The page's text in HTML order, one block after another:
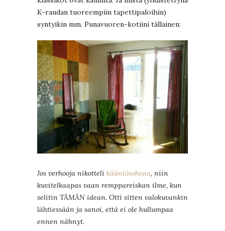
K-raudan tuoreempiin tapettipaloihin)
syntyikin mm. Punavuoren-kotiini tällainen:
Jos verhooja nikotteli kääntösohvaa, niin
kuvitelkaapas vaan remppareiskan ilme, kun
selitin TÄMÄN idean. Otti sitten valokuvankin
lähtiessään ja sanoi, että ei ole hullumpaa
ennen nähnyt.